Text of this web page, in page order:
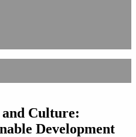
and Culture:
Development